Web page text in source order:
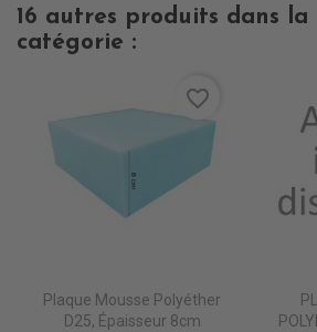
16 autres produits dans la
catégorie :
Plaque Mousse Polyéther
D25, Épaisseur 8cm
favorite_border